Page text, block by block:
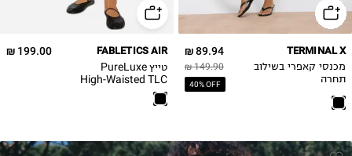
89.94 ₪
149.90 ₪
40% OFF
TERMINAL X
מכנסי קאפרי בשילוב
תחרה
199.00 ₪ FABLETICS AIR
טייץ PureLuxe
High-Waisted TLC
Capri